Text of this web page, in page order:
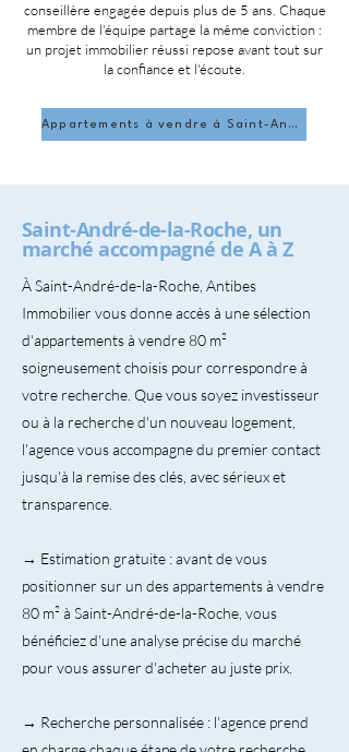
conseillère engagée depuis plus de 5 ans. Chaque
membre de l'équipe partage la même conviction :
un projet immobilier réussi repose avant tout sur
la confiance et l'écoute.
Appartements à vendre à Saint-André-de-la-Roche
Saint-André-de-la-Roche, un
marché accompagné de A à Z
À Saint-André-de-la-Roche, Antibes
Immobilier vous donne accès à une sélection
d'appartements à vendre 80 m²
soigneusement choisis pour correspondre à
votre recherche. Que vous soyez investisseur
ou à la recherche d'un nouveau logement,
l'agence vous accompagne du premier contact
jusqu'à la remise des clés, avec sérieux et
transparence.
→ Estimation gratuite : avant de vous
positionner sur un des appartements à vendre
80 m² à Saint-André-de-la-Roche, vous
bénéficiez d'une analyse précise du marché
pour vous assurer d'acheter au juste prix.
→ Recherche personnalisée : l'agence prend